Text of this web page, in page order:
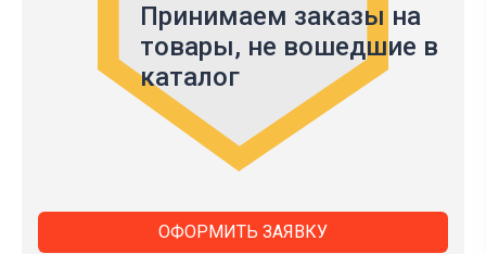
Принимаем заказы на
товары, не вошедшие в
каталог
ОФОРМИТЬ ЗАЯВКУ